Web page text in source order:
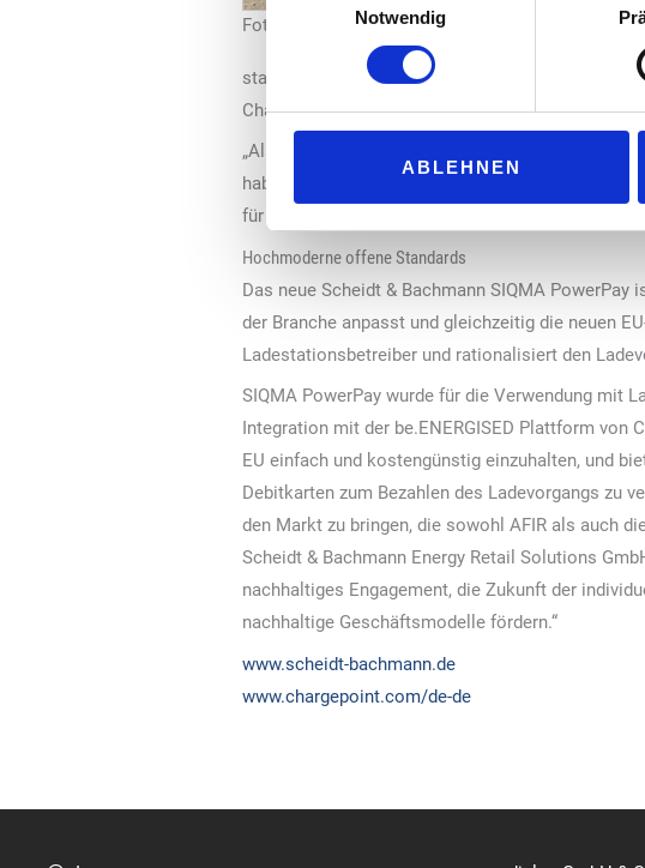
Notwendig
ABLEHNEN
Foto: ChargePoint
standardisiertes und benutzerfreundliches
Charlotte Stelzer, Teamlead Customer Sales &
„Als Befürworter offener Standards haben wir
haben wir ein neues Modul implementiert, das
für das Belegmanagement unterstützt, was unser
Hochmoderne offene Standards
Das neue Scheidt & Bachmann SIQMA
der Branche anpasst und gleichzeitig die neuen
Ladestationsbetreiber und rationalisiert den
SIQMA PowerPay wurde für die Verwendung mit
Integration mit der be.ENERGISED Plattform von
EU einfach und kostengünstig einzuhalten, und
Debitkarten zum Bezahlen des Ladevorgangs zu
den Markt zu bringen, die sowohl AFIR als auch
Scheidt & Bachmann Energy Retail Solutions
nachhaltiges Engagement, die Zukunft der
nachhaltige Geschäftsmodelle fördern.“
www.scheidt-bachmann.de
www.chargepoint.com/de-de